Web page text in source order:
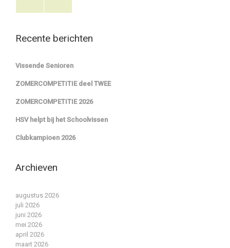
Recente berichten
Vissende Senioren
ZOMERCOMPETITIE deel TWEE
ZOMERCOMPETITIE 2026
HSV helpt bij het Schoolvissen
Clubkampioen 2026
Archieven
augustus 2026
juli 2026
juni 2026
mei 2026
april 2026
maart 2026